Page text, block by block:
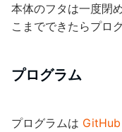
本体のフタは一度閉
こまでできたらプロ
プログラム
プログラムは GitHub